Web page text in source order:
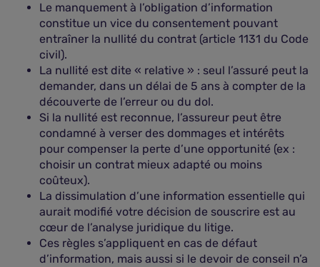
Le manquement à l’obligation d’information
constitue un vice du consentement pouvant
entraîner la nullité du contrat (article 1131 du Code
civil).
La nullité est dite « relative » : seul l’assuré peut la
demander, dans un délai de 5 ans à compter de la
découverte de l’erreur ou du dol.
Si la nullité est reconnue, l’assureur peut être
condamné à verser des dommages et intérêts
pour compenser la perte d’une opportunité (ex :
choisir un contrat mieux adapté ou moins
coûteux).
La dissimulation d’une information essentielle qui
aurait modifié votre décision de souscrire est au
cœur de l’analyse juridique du litige.
Ces règles s’appliquent en cas de défaut
d’information, mais aussi si le devoir de conseil n’a